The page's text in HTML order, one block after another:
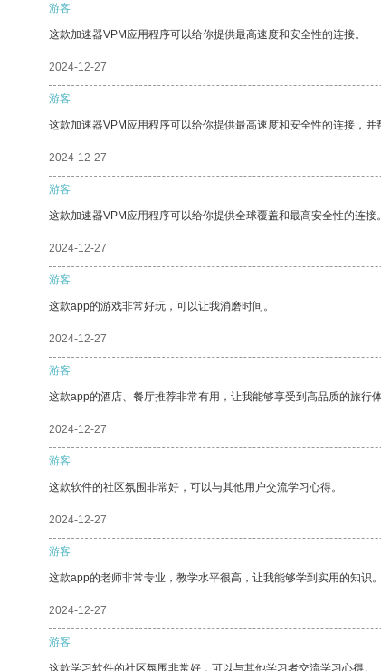
游客
这款加速器VPM应用程序可以给你提供最高速度和安全性的连接。
2024-12-27
游客
这款加速器VPM应用程序可以给你提供最高速度和安全性的连接，并
2024-12-27
游客
这款加速器VPM应用程序可以给你提供全球覆盖和最高安全性的连接。
2024-12-27
游客
这款app的游戏非常好玩，可以让我消磨时间。
2024-12-27
游客
这款app的酒店、餐厅推荐非常有用，让我能够享受到高品质的旅行体
2024-12-27
游客
这款软件的社区氛围非常好，可以与其他用户交流学习心得。
2024-12-27
游客
这款app的老师非常专业，教学水平很高，让我能够学到实用的知识。
2024-12-27
游客
这款学习软件的社区氛围非常好，可以与其他学习者交流学习心得。